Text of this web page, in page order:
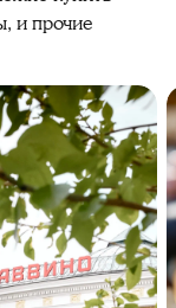
и прочие